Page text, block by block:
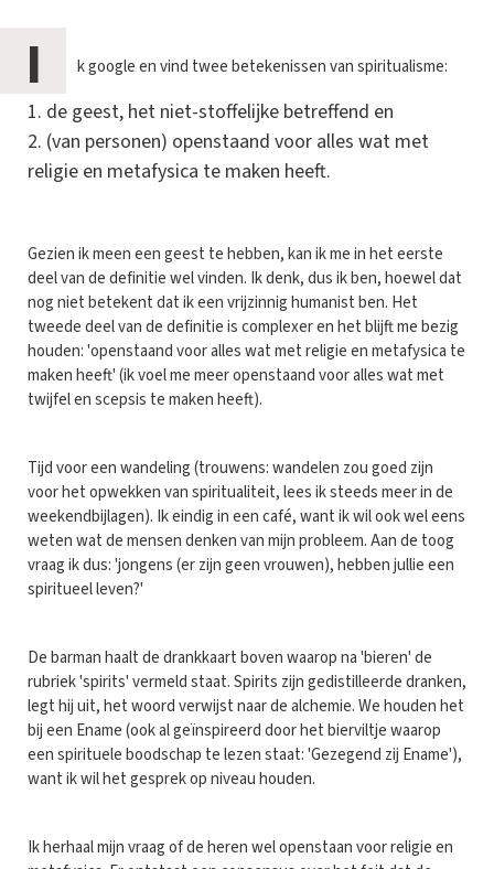
I k google en vind twee betekenissen van spiritualisme:
de geest, het niet-stoffelijke betreffend en
(van personen) openstaand voor alles wat met
religie en metafysica te maken heeft.
Gezien ik meen een geest te hebben, kan ik me in het eerste
deel van de definitie wel vinden. Ik denk, dus ik ben, hoewel dat
nog niet betekent dat ik een vrijzinnig humanist ben. Het
tweede deel van de definitie is complexer en het blijft me bezig
houden: 'openstaand voor alles wat met religie en metafysica te
maken heeft' (ik voel me meer openstaand voor alles wat met
twijfel en scepsis te maken heeft).
Tijd voor een wandeling (trouwens: wandelen zou goed zijn
voor het opwekken van spiritualiteit, lees ik steeds meer in de
weekendbijlagen). Ik eindig in een café, want ik wil ook wel eens
weten wat de mensen denken van mijn probleem. Aan de toog
vraag ik dus: 'jongens (er zijn geen vrouwen), hebben jullie een
spiritueel leven?'
De barman haalt de drankkaart boven waarop na 'bieren' de
rubriek 'spirits' vermeld staat. Spirits zijn gedistilleerde dranken,
legt hij uit, het woord verwijst naar de alchemie. We houden het
bij een Ename (ook al geïnspireerd door het bierviltje waarop
een spirituele boodschap te lezen staat: 'Gezegend zij Ename'),
want ik wil het gesprek op niveau houden.
Ik herhaal mijn vraag of de heren wel openstaan voor religie en